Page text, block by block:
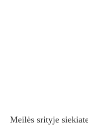
Meilės srityje